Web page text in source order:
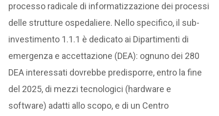
processo radicale di informatizzazione dei processi
delle strutture ospedaliere. Nello specifico, il sub-
investimento 1.1.1 è dedicato ai Dipartimenti di
emergenza e accettazione (DEA): ognuno dei 280
DEA interessati dovrebbe predisporre, entro la fine
del 2025, di mezzi tecnologici (hardware e
software) adatti allo scopo, e di un Centro